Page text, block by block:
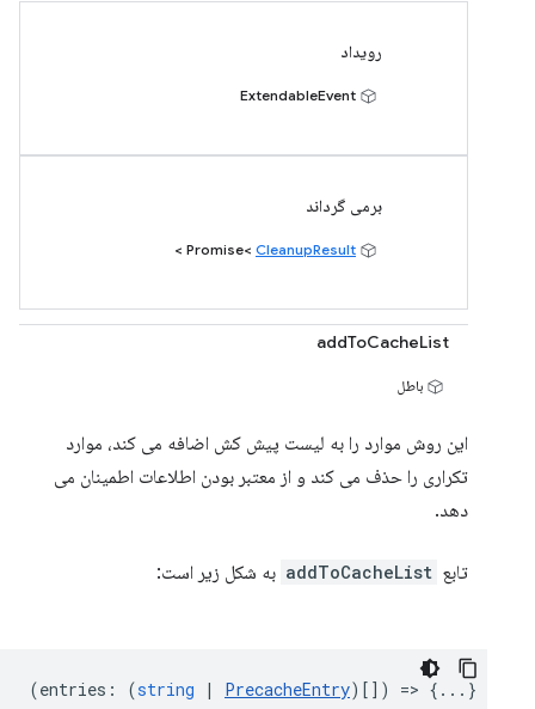
رویداد
برمی گرداند
CleanupResult
>
addToCacheList
باطل
این روش موارد را به لیست پیش کش اضافه می کند، موارد
تکراری را حذف می کند و از معتبر بودن اطلاعات اطمینان می
دهد.
تابع addToCacheList به شکل زیر است:
(entries : (string | PrecacheEntry)[]) => {...}